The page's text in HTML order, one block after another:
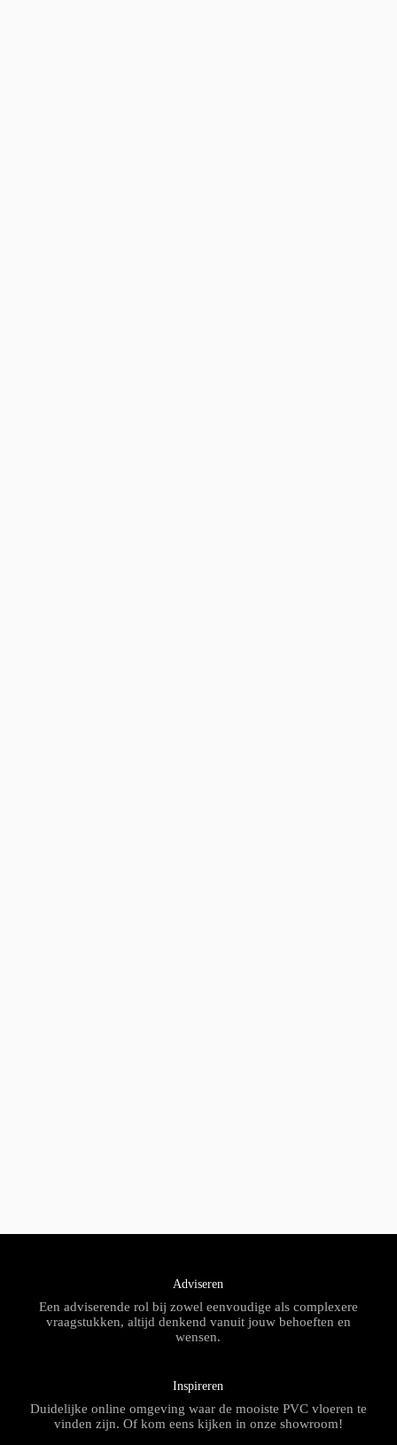
Adviseren
Een adviserende rol bij zowel eenvoudige als complexere
vraagstukken, altijd denkend vanuit jouw behoeften en
wensen.
Inspireren
Duidelijke online omgeving waar de mooiste PVC vloeren te
vinden zijn. Of kom eens kijken in onze showroom!